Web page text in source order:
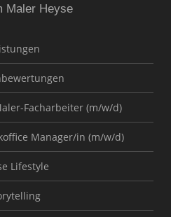
Maler Heyse
Facharbeiter (m/w/d)
Manager/in (m/w/d)
Lifestyle